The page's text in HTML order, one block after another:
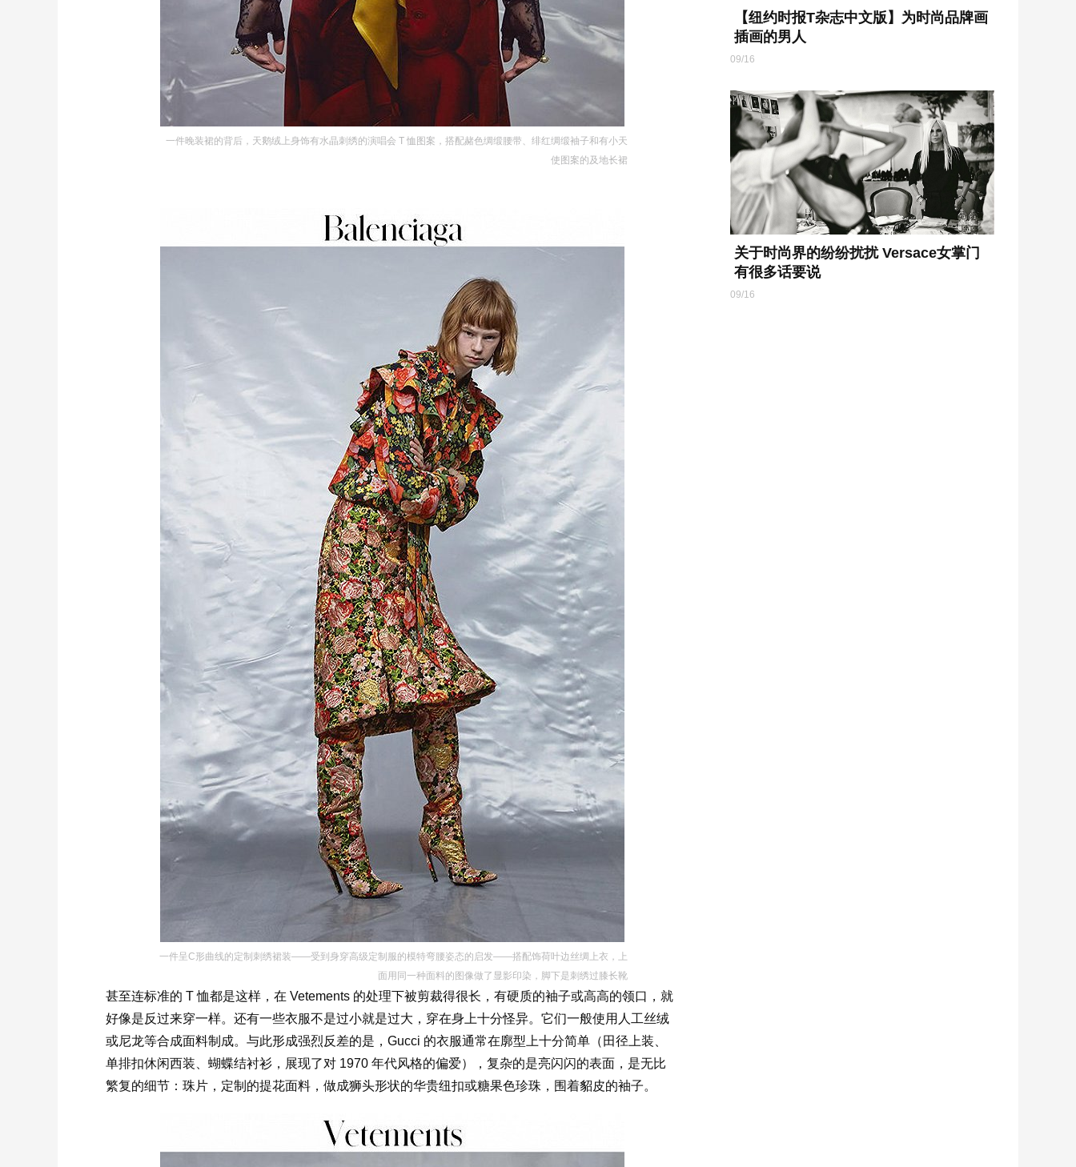
一件晚装裙的背后，天鹅绒上身饰有水晶刺绣的演唱会 T 恤图案，搭配赭色绸缎腰带、绯红绸缎袖子和有小天
使图案的及地长裙
一件呈C形曲线的定制刺绣裙装——受到身穿高级定制服的模特弯腰姿态的启发——搭配饰荷叶边丝绸上衣，上
面用同一种面料的图像做了显影印染，脚下是刺绣过膝长靴
甚至连标准的 T 恤都是这样，在 Vetements 的处理下被剪裁得很长，有硬质的袖子或高高的领口，就
好像是反过来穿一样。还有一些衣服不是过小就是过大，穿在身上十分怪异。它们一般使用人工丝绒
或尼龙等合成面料制成。与此形成强烈反差的是，Gucci 的衣服通常在廓型上十分简单（田径上装、
单排扣休闲西装、蝴蝶结衬衫，展现了对 1970 年代风格的偏爱），复杂的是亮闪闪的表面，是无比
繁复的细节：珠片，定制的提花面料，做成狮头形状的华贵纽扣或糖果色珍珠，围着貂皮的袖子。
【纽约时报T杂志中文版】为时尚品牌画
插画的男人
09/16
关于时尚界的纷纷扰扰 Versace女掌门
有很多话要说
09/16